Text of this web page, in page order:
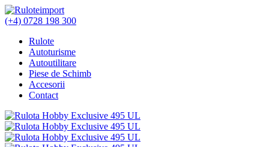
(+4) 0728 198 300
Rulote
Autoturisme
Autoutilitare
Piese de Schimb
Accesorii
Contact